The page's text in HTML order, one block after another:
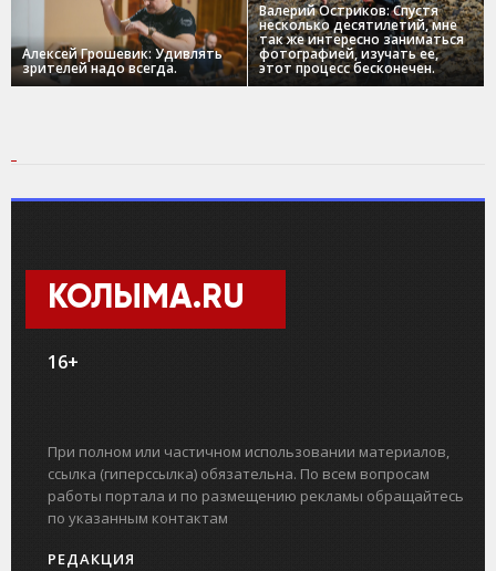
Алексей Грошевик: Удивлять
зрителей надо всегда.
Валерий Остриков: Спустя
несколько десятилетий, мне
так же интересно заниматься
фотографией, изучать ее,
этот процесс бесконечен.
КОЛЫМА.RU
16+
При полном или частичном использовании материалов,
ссылка (гиперссылка) обязательна. По всем вопросам
работы портала и по размещению рекламы обращайтесь
по указанным контактам
РЕДАКЦИЯ